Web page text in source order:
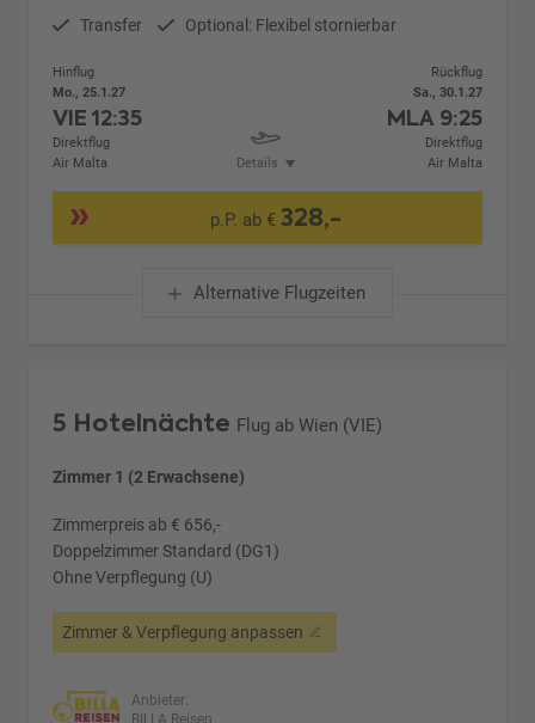
Transfer Optional: Flexibel stornierbar
Hinflug
Mo., 25.1.27
VIE12:35
Direktflug
Air Malta
Details
Rückflug
Sa., 30.1.27
MLA 9:25
Direktflug
Air Malta
p.P. ab €328,-
Alternative Flugzeiten
5 Hotelnächte Flug ab Wien (VIE)
Zimmer 1 (2 Erwachsene)
Zimmerpreis ab € 656,-
Doppelzimmer Standard (DG1)
Ohne Verpflegung (U)
Zimmer & Verpflegung anpassen
Anbieter:
BILLA Reisen